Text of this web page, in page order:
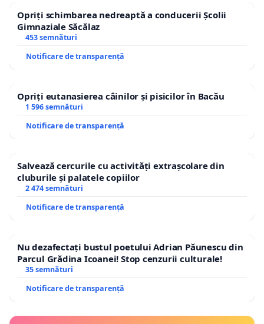
Opriți schimbarea nedreaptă a conducerii Școlii
Gimnaziale Săcălaz
453 semnături
Notificare de transparență
Opriți eutanasierea câinilor și pisicilor în Bacău
1 596 semnături
Notificare de transparență
Salvează cercurile cu activități extrașcolare din
cluburile și palatele copiilor
2 474 semnături
Notificare de transparență
Nu dezafectați bustul poetului Adrian Păunescu din
Parcul Grădina Icoanei! Stop cenzurii culturale!
35 semnături
Notificare de transparență